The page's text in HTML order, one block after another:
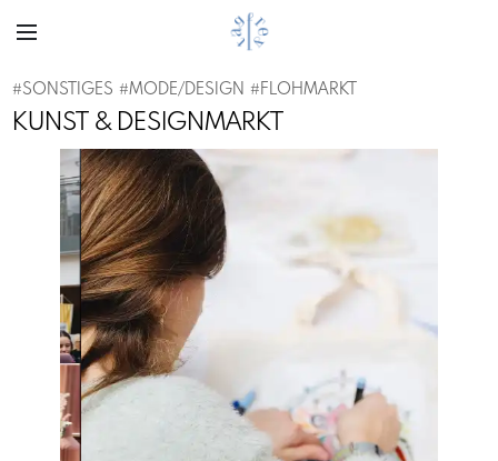
#SONSTIGES #MODE/DESIGN #FLOHMARKT
KUNST & DESIGNMARKT
Previous